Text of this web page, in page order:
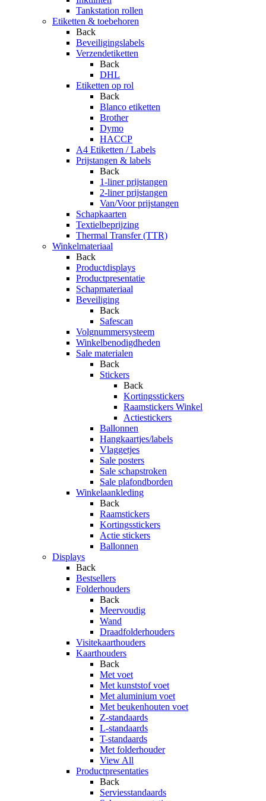
Tankstation rollen
Etiketten & toebehoren
Back
Beveiligingslabels
Verzendetiketten
Back
DHL
Etiketten op rol
Back
Blanco etiketten
Brother
Dymo
HACCP
A4 Etiketten / Labels
Prijstangen & labels
Back
1-liner prijstangen
2-liner prijstangen
Van/Voor prijstangen
Schapkaarten
Textielbeprijzing
Thermal Transfer (TTR)
Winkelmateriaal
Back
Productdisplays
Productpresentatie
Schapmateriaal
Beveiliging
Back
Safescan
Volgnummersysteem
Winkelbenodigdheden
Sale materialen
Back
Stickers
Back
Kortingsstickers
Raamstickers Winkel
Actiestickers
Ballonnen
Hangkaartjes/labels
Vlaggetjes
Sale posters
Sale schapstroken
Sale plafondborden
Winkelaankleding
Back
Raamstickers
Kortingsstickers
Actie stickers
Ballonnen
Displays
Back
Bestsellers
Folderhouders
Back
Meervoudig
Wand
Draadfolderhouders
Visitekaarthouders
Kaarthouders
Back
Met voet
Met kunststof voet
Met aluminium voet
Met beukenhouten voet
Z-standaards
L-standaards
T-standaards
Met folderhouder
View All
Productpresentaties
Back
Serviesstandaards